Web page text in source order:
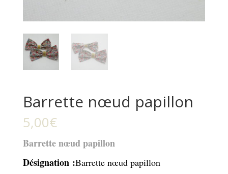
Barrette nœud papillon
5,00€
Barrette nœud papillon
Désignation :Barrette nœud papillon